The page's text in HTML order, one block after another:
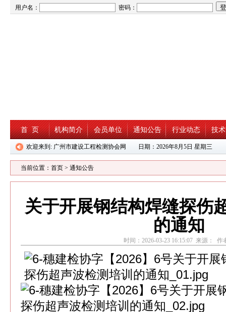
用户名： 密码：
首 页 机构简介 会员单位 通知公告 行业动态 技
欢迎来到: 广州市建设工程检测协会网 日期： 2026年8月5日 星期三
当前位置： 首页 > 通知公告
关于开展钢结构焊缝探伤
的通知
时间：2026-03-23 16:15:07 来源： 作